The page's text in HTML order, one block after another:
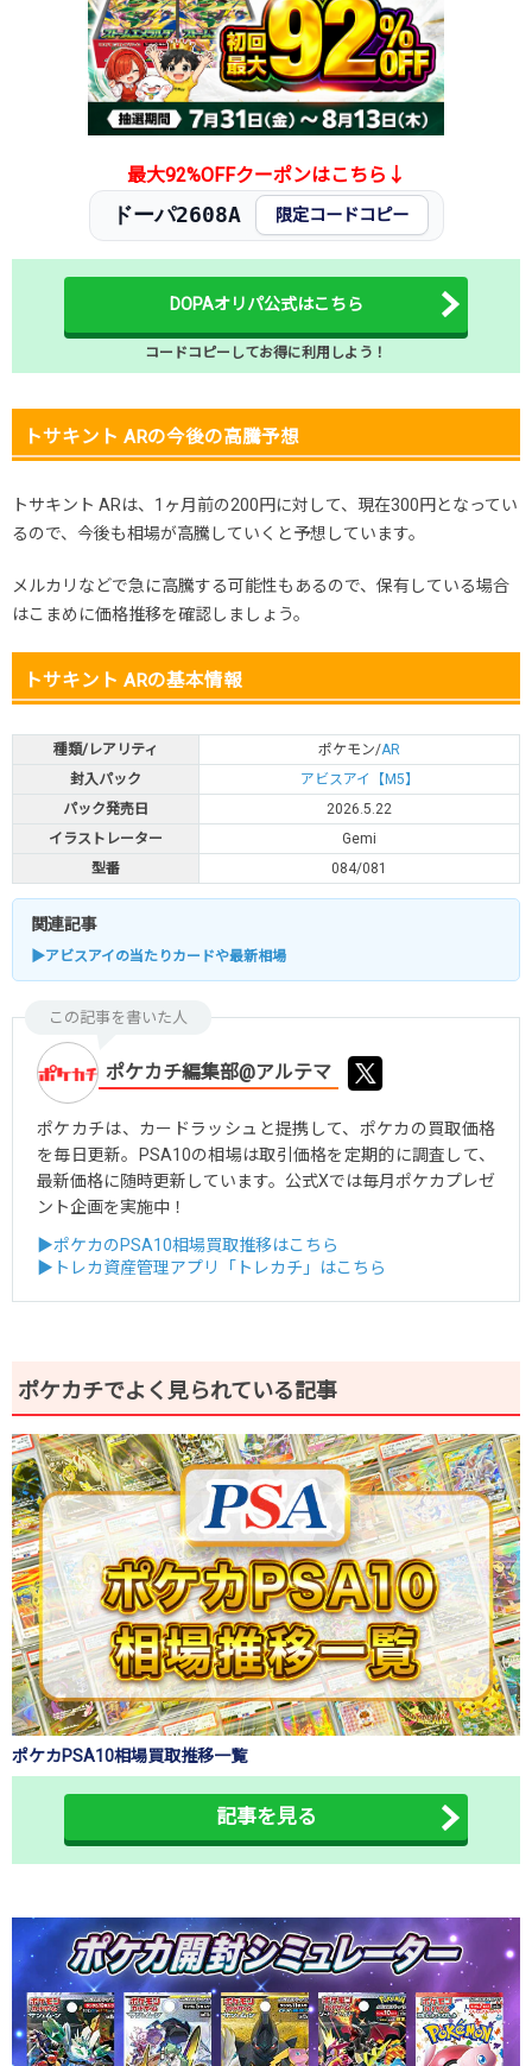
最大92%OFFクーポンはこちら↓
ドーパ2608A 限定コードコピー
DOPAオリパ公式はこちら
コードコピーしてお得に利用しよう！
トサキント ARの今後の高騰予想
トサキント ARは、1ヶ月前の200円に対して、現在300円となってい
るので、今後も相場が高騰していくと予想しています。
メルカリなどで急に高騰する可能性もあるので、保有している場合
はこまめに価格推移を確認しましょう。
トサキント ARの基本情報
種類/レアリティ ポケモン/AR
封入パック
アビスアイ【M5】
パック発売日
2026.5.22
イラストレーター
Gemi
型番
084/081
関連記事
▶アビスアイの当たりカードや最新相場
この記事を書いた人
ポケカチ編集部@アルテマ
ポケカチは、カードラッシュと提携して、ポケカの買取価格
を毎日更新。PSA10の相場は取引価格を定期的に調査して、
最新価格に随時更新しています。公式Xでは毎月ポケカプレゼ
ント企画を実施中！
▶ポケカのPSA10相場買取推移はこちら
▶トレカ資産管理アプリ「トレカチ」はこちら
ポケカチでよく見られている記事
ポケカPSA10相場買取推移一覧
記事を見る